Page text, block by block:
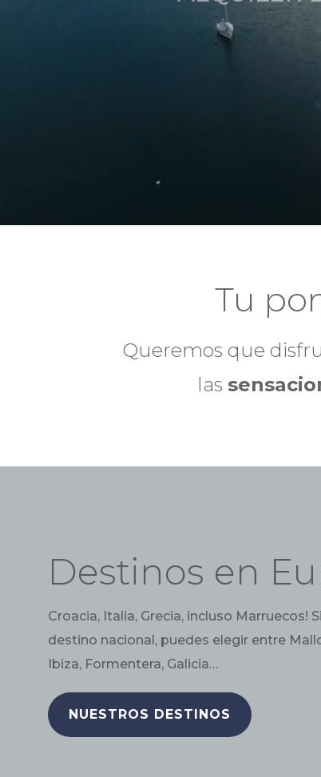
Tu
Queremos que
las
Destinos en
Croacia, Italia, Grecia, incluso Marruecos!
destino nacional, puedes elegir entre
Ibiza, Formentera, Galicia…
NUESTROS DESTINOS